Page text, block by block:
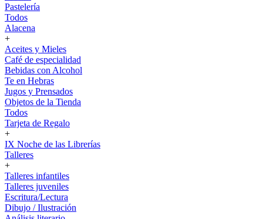
Pastelería
Todos
Alacena
+
Aceites y Mieles
Café de especialidad
Bebidas con Alcohol
Te en Hebras
Jugos y Prensados
Objetos de la Tienda
Todos
Tarjeta de Regalo
+
IX Noche de las Librerías
Talleres
+
Talleres infantiles
Talleres juveniles
Escritura/Lectura
Dibujo / Ilustración